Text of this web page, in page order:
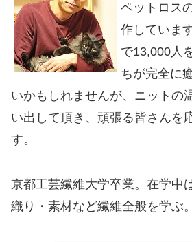
ペットロス
作していま
で13,000人
ちが完全に
いかもしれませんが、ニットの
い出して頂き、頑張る皆さんを
す。
京都工芸繊維大学卒業。在学中
織り・素材など繊維全般を学ぶ。